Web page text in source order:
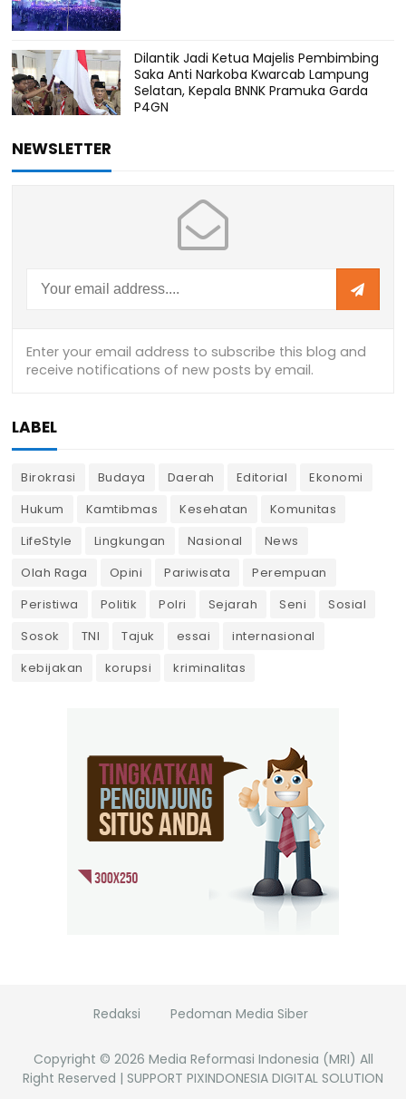
Dilantik Jadi Ketua Majelis Pembimbing
Saka Anti Narkoba Kwarcab Lampung
Selatan, Kepala BNNK Pramuka Garda
P4GN
NEWSLETTER
LABEL
Birokrasi Budaya Daerah Editorial
Ekonomi
Hukum
Kamtibmas Kesehatan
Komunitas
LifeStyle
Lingkungan Nasional
News
Olah Raga
Opini Pariwisata
Perempuan
Peristiwa
Politik Polri Sejarah Seni
Sosial
Sosok
TNI Tajuk essai
internasional
kebijakan
korupsi kriminalitas
Redaksi Pedoman Media Siber
Copyright © 2026 Media Reformasi Indonesia (MRI) All
Right Reserved | SUPPORT PIXINDONESIA DIGITAL SOLUTION